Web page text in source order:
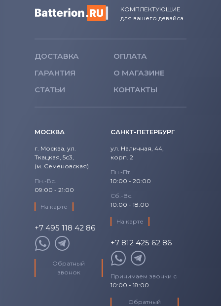
КОМПЛЕКТУЮЩИЕ
для вашего девайса
ДОСТАВКА
ОПЛАТА
ГАРАНТИЯ
О МАГАЗИНЕ
СТАТЬИ
КОНТАКТЫ
МОСКВА
г. Москва, ул.
Ткацкая, 5с3,
(м. Семеновская)
Пн.-Вс.
09:00 - 21:00
На карте
+7 495 118 42 86
Обратный
звонок
САНКТ-ПЕТЕРБУРГ
ул. Наличная, 44,
корп. 2
Пн.-Пт.
10:00 - 20:00
Сб.-Вс.
10:00 - 18:00
На карте
+7 812 425 62 86
Принимаем звонки с
10:00 - 18:00
Обратный